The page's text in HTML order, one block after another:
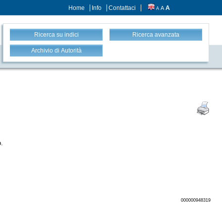
Home Info Contattaci A A A
Ricerca su indici Ricerca avanzata
Archivio di Autorità